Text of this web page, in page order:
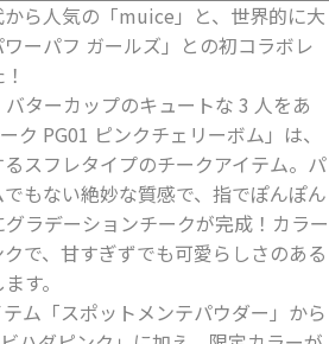
ら⼈気の「muice」と、世界的に⼤
ーパフ ガールズ」との初コラボレ
ターカップのキュートな 3 ⼈をあ
ク PG01 ピンクチェリーボム」は、
スフレタイプのチークアイテム。パ
もない絶妙な質感で、指でぽんぽん
ラデーションチークが完成！カラー
で、⽢すぎずでも可愛らしさのある
す。
ム「スポットメンテパウダー」から